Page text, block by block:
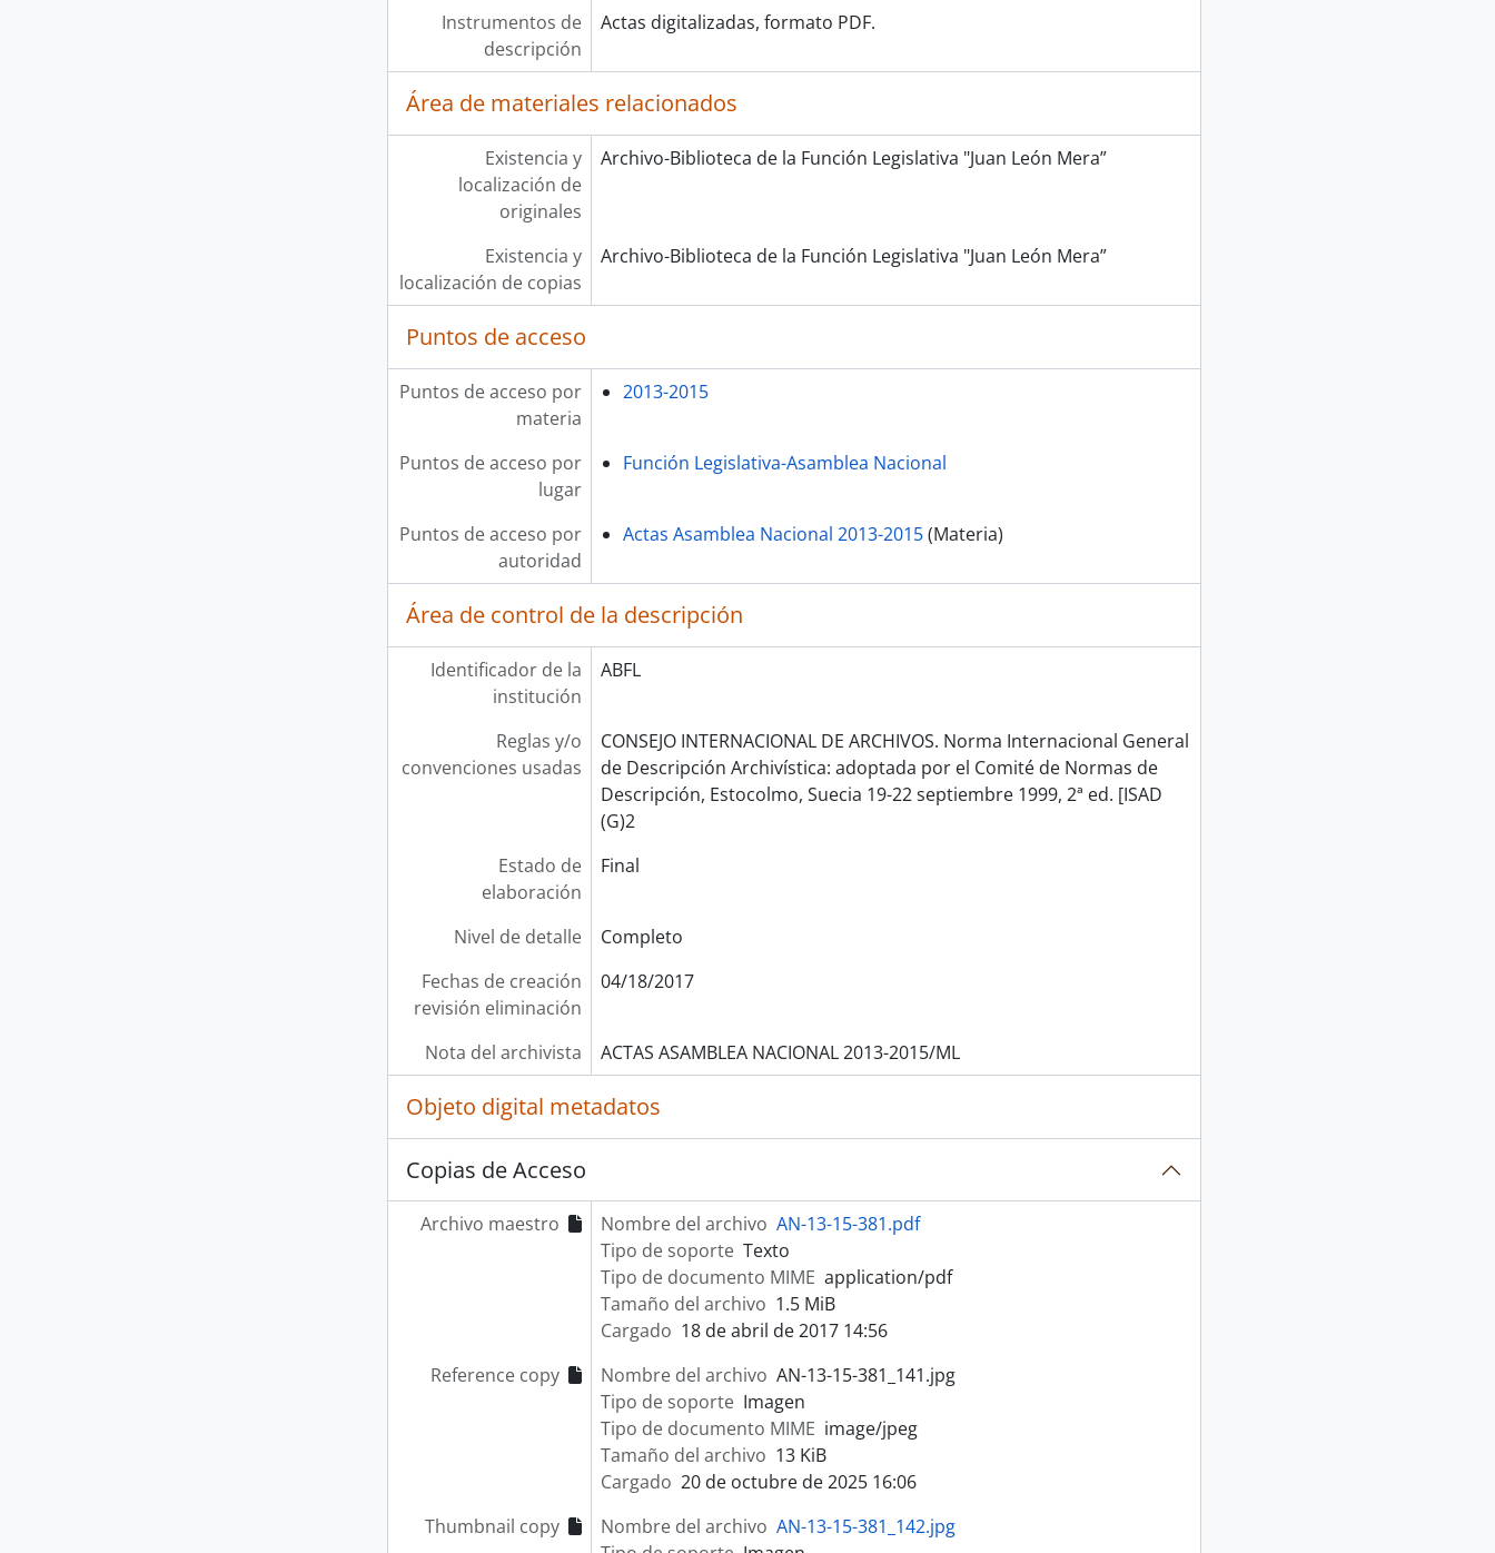
Instrumentos de
descripción
Actas digitalizadas, formato PDF.
Área de materiales relacionados
Existencia y
localización de
originales
Archivo-Biblioteca de la Función Legislativa "Juan León Mera”
Existencia y
localización de copias
Archivo-Biblioteca de la Función Legislativa "Juan León Mera”
Puntos de acceso
Puntos de acceso por
materia
2013-2015
Puntos de acceso por
lugar
Función Legislativa-Asamblea Nacional
Puntos de acceso por
autoridad
Actas Asamblea Nacional 2013-2015(Materia)
Área de control de la descripción
Identificador de la
institución
ABFL
Reglas y/o
convenciones usadas
CONSEJO INTERNACIONAL DE ARCHIVOS. Norma Internacional General
de Descripción Archivística: adoptada por el Comité de Normas de
Descripción, Estocolmo, Suecia 19-22 septiembre 1999, 2ª ed. [ISAD
(G)2
Estado de
elaboración
Final
Nivel de detalle
Completo
Fechas de creación
revisión eliminación
04/18/2017
Nota del archivista ACTAS ASAMBLEA NACIONAL 2013-2015/ML
Objeto digital metadatos
Copias de Acceso
Archivo maestro Nombre del archivo AN-13-15-381.pdf
Tipo de soporte Texto
Tipo de documento MIME application/pdf
Tamaño del archivo 1.5 MiB
Cargado 18 de abril de 2017 14:56
Reference copy
Nombre del archivo AN-13-15-381_141.jpg
Tipo de soporte Imagen
Tipo de documento MIME image/jpeg
Tamaño del archivo 13 KiB
Cargado 20 de octubre de 2025 16:06
Thumbnail copy
Nombre del archivo AN-13-15-381_142.jpg